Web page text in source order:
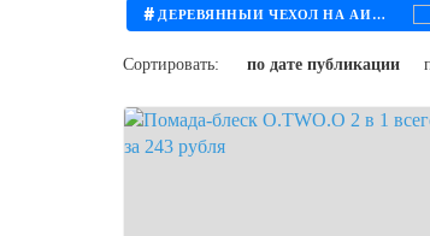
# ДЕРЕВЯННЫЙ ЧЕХОЛ НА АЙФОН
Сортировать: по дате публикации